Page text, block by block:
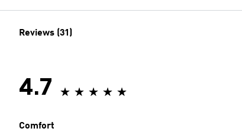
Reviews (31)
4.7
Comfort